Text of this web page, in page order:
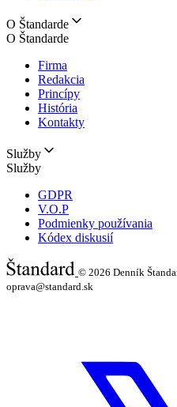
O Štandarde
O Štandarde
Firma
Redakcia
Princípy
História
Kontakty
Služby
Služby
GDPR
V.O.P
Podmienky používania
Kódex diskusií
© 2026 Denník
oprava@standard.sk